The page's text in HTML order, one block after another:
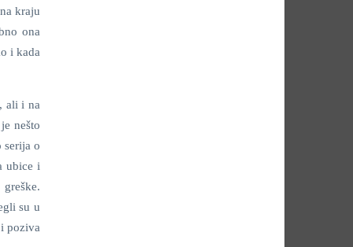
kraju
ona
i kada
ali i na
nešto
serija o
ubice i
su u
poziva